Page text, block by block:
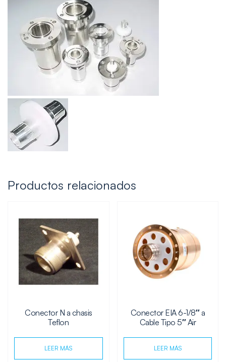
Productos relacionados
Conector N a chasis
Teflon
LEER MÁS
Conector EIA 6-1/8″ a
Cable Tipo 5″ Air
LEER MÁS